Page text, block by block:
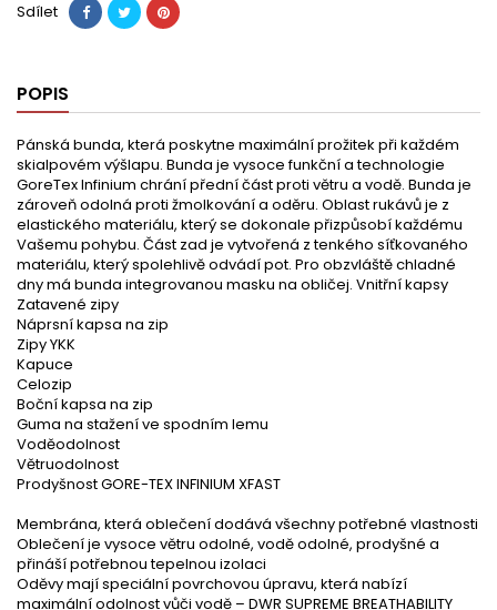
Sdílet
POPIS
Pánská bunda, která poskytne maximální prožitek při každém
skialpovém výšlapu. Bunda je vysoce funkční a technologie
GoreTex Infinium chrání přední část proti větru a vodě. Bunda je
zároveň odolná proti žmolkování a oděru. Oblast rukávů je z
elastického materiálu, který se dokonale přizpůsobí každému
Vašemu pohybu. Část zad je vytvořená z tenkého síťkovaného
materiálu, který spolehlivě odvádí pot. Pro obzvláště chladné
dny má bunda integrovanou masku na obličej. Vnitřní kapsy
Zatavené zipy
Náprsní kapsa na zip
Zipy YKK
Kapuce
Celozip
Boční kapsa na zip
Guma na stažení ve spodním lemu
Voděodolnost
Větruodolnost
Prodyšnost GORE-TEX INFINIUM XFAST
Membrána, která oblečení dodává všechny potřebné vlastnosti
Oblečení je vysoce větru odolné, vodě odolné, prodyšné a
přináší potřebnou tepelnou izolaci
Oděvy mají speciální povrchovou úpravu, která nabízí
maximální odolnost vůči vodě – DWR SUPREME BREATHABILITY